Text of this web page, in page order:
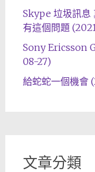
Skype 垃圾訊息
有這個問題
Sony Ericsson
08-27)
給蛇蛇一個機會
文章分類